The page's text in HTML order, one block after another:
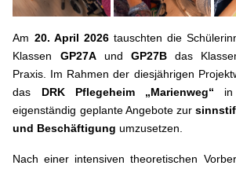
Am 20. April 2026tauschten die
Klassen GP27Aund GP27Bdas
Praxis. Im Rahmen der diesjährigen
das DRK Pflegeheim „Marienweg“
eigenständig geplante Angebote zur
und Beschäftigung umzusetzen.
Nach einer intensiven theoretischen